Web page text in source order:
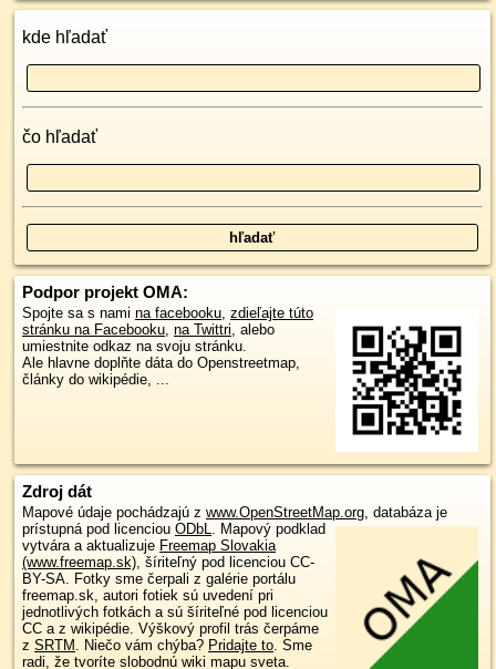
kde hľadať
čo hľadať
Podpor projekt OMA:
Spojte sa s nami na facebooku, zdieľajte túto
stránku na Facebooku, na Twittri, alebo
umiestnite odkaz na svoju stránku.
Ale hlavne doplňte dáta do Openstreetmap,
články do wikipédie, ...
Zdroj dát
Mapové údaje pochádzajú z www.OpenStreetMap.org, databáza je
prístupná pod licenciou ODbL. Mapový podklad
vytvára a aktualizuje Freemap Slovakia
(www.freemap.sk), šíriteľný pod licenciou CC-
BY-SA. Fotky sme čerpali z galérie portálu
freemap.sk, autori fotiek sú uvedení pri
jednotlivých fotkách a sú šíriteľné pod licenciou
CC a z wikipédie. Výškový profil trás čerpáme
z SRTM . Niečo vám chýba? Pridajte to. Sme
radi, že tvoríte slobodnú wiki mapu sveta.